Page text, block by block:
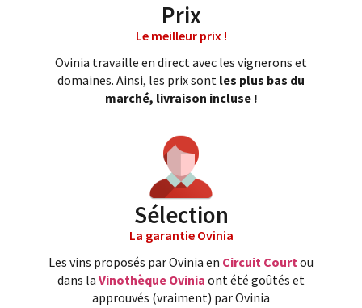
Prix
Le meilleur prix !
Ovinia travaille en direct avec les vignerons et
domaines. Ainsi, les prix sont les plus bas du
marché, livraison incluse !
Sélection
La garantie Ovinia
Les vins proposés par Ovinia en Circuit Court ou
dans la Vinothèque Ovinia ont été goûtés et
approuvés (vraiment) par Ovinia